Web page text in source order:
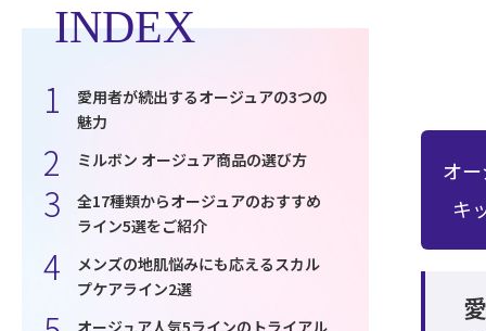
INDEX
愛用者が続出するオージュアの3つの
魅力
ミルボン オージュア商品の選び方
全17種類からオージュアのおすすめ
ライン5選をご紹介
メンズの地肌悩みにも応えるスカル
プケアライン2選
オージュア人気5ラインのトライアル
オ
キ